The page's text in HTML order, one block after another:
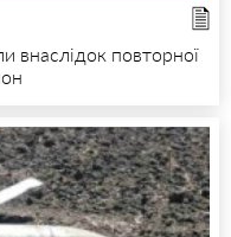
внаслідок повторної